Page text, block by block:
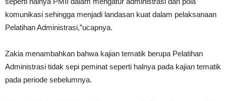
komunikasi sehingga menjadi landasan kuat dalam pelaksanaan
Pelatihan Administrasi,”ucapnya.
Zakia menambahkan bahwa kajian tematik berupa Pelatihan
Administrasi tidak sepi peminat seperti halnya pada kajian tematik
pada periode sebelumnya.